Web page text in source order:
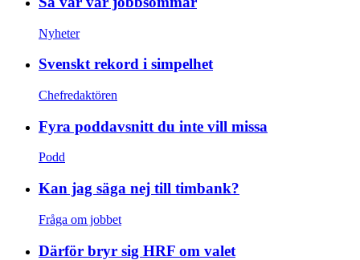
Nyheter
Svenskt rekord i simpelhet
Chefredaktören
Fyra poddavsnitt du inte vill missa
Podd
Kan jag säga nej till timbank?
Fråga om jobbet
Därför bryr sig HRF om valet